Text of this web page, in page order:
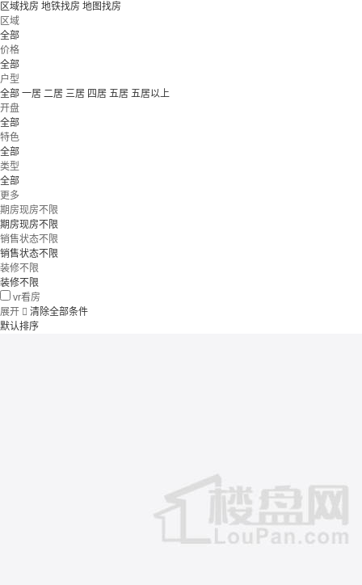
区域找房 地铁找房 地图找房
区域
全部
价格
全部
户型
全部 一居 二居 三居 四居 五居 五居以上
开盘
全部
特色
全部
类型
全部
更多
期房现房不限
期房现房不限
销售状态不限
销售状态不限
装修不限
装修不限
vr看房
展开  清除全部条件
默认排序